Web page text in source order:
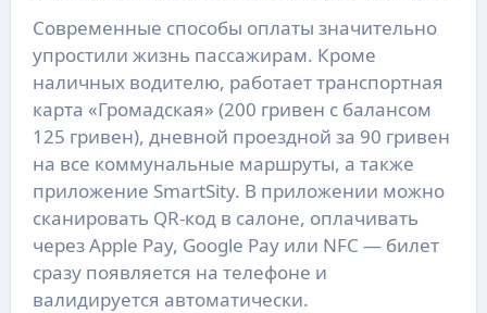
Современные способы оплаты значительно
упростили жизнь пассажирам. Кроме
наличных водителю, работает транспортная
карта «Громадская» (200 гривен с балансом
125 гривен), дневной проездной за 90 гривен
на все коммунальные маршруты, а также
приложение SmartSity. В приложении можно
сканировать QR-код в салоне, оплачивать
через Apple Pay, Google Pay или NFC — билет
сразу появляется на телефоне и
валидируется автоматически.